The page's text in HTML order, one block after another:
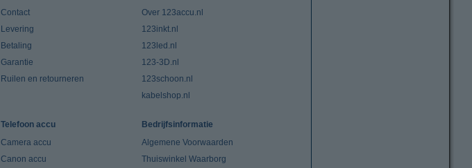
Contact
Levering
Betaling
Garantie
Ruilen en retourneren
Over 123accu.nl
123inkt.nl
123led.nl
123-3D.nl
123schoon.nl
kabelshop.nl
Telefoon accu
Camera accu
Canon accu
Bedrijfsinformatie
Algemene Voorwaarden
Thuiswinkel Waarborg